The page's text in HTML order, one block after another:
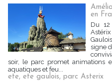
en
Du
signe
soir, le parc promet animations
aquatiques et feu...
ete, ete gaulois, parc Asterix